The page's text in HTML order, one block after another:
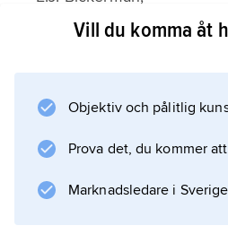
Chronology of the Ancient
Vill du komma åt
Objektiv och pålitlig
Prova det, du kommer
Marknadsledare i